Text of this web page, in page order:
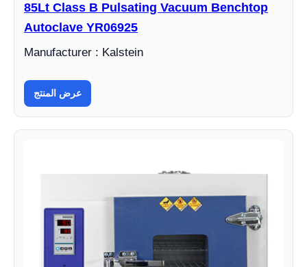
85Lt Class B Pulsating Vacuum Benchtop
Autoclave YR06925
Manufacturer : Kalstein
عرض المنتج